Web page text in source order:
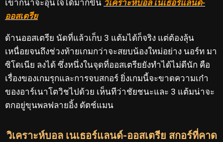
เขาก็น่าจะอุ่นใจได้มากขึ้น วิเคราะห์บอล เนเธอร์แลนด์-
ออสเตรีย
ด้านออสเตรีย นัดที่แล้วเก็บ 3 แต้มได้ก็จริง แต่ต้องลุ้น
เหนื่อยจนถึงช่วงท้ายเกมกว่าจะสยบน้องใหม่อย่าง นอร์ท มา
ซิโดเนีย ลงได้ ซึ่งหนึ่งในจุดที่ออสเตรียยังทำได้ไม่ดีนัก คือ
เรื่องของเกมรุกและการจบสกอร์ ยิ่งเกมนี้จะขาดความเก๋า
ของอาร์เนาโตวิชไปด้วย เห็นทีว่าชัยชนะและ 3 แต้มน่าจะ
ตกอยู่ขุนพลฟลายอิ้ง ดัตช์แมน
วิเคราะห์บอล เนเธอร์แลนด์-ออสเตรีย สกอร์ที่คาด